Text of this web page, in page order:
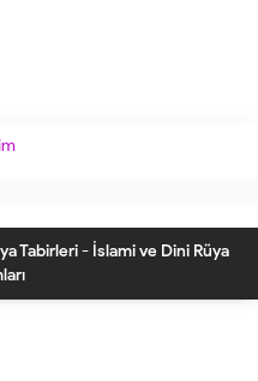
Tabirleri - İslami ve Dini Rüya